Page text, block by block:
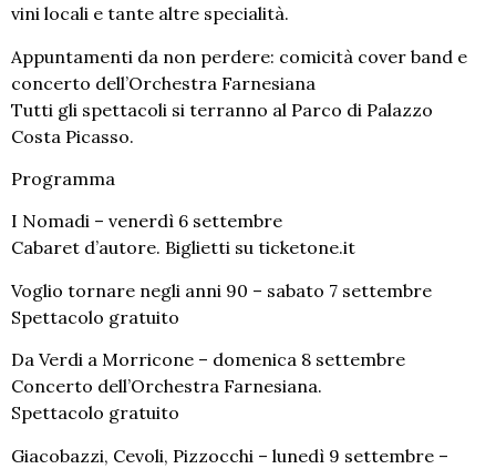
vini locali e tante altre specialità.
Appuntamenti da non perdere: comicità cover band e
concerto dell’Orchestra Farnesiana
Tutti gli spettacoli si terranno al Parco di Palazzo
Costa Picasso.
Programma
I Nomadi – venerdì 6 settembre
Cabaret d’autore. Biglietti su ticketone.it
Voglio tornare negli anni 90 – sabato 7 settembre
Spettacolo gratuito
Da Verdi a Morricone – domenica 8 settembre
Concerto dell’Orchestra Farnesiana.
Spettacolo gratuito
Giacobazzi, Cevoli, Pizzocchi – lunedì 9 settembre –